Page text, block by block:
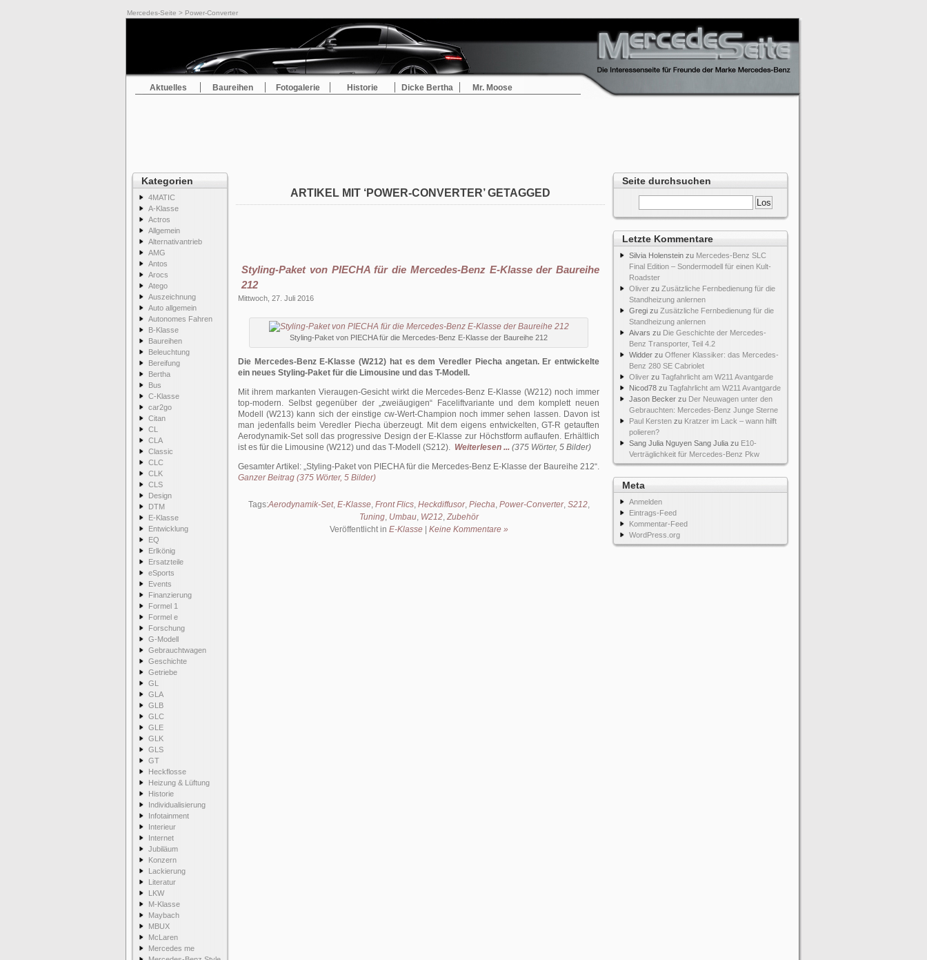
Mercedes-Seite > Power-Converter
Aktuelles Baureihen Fotogalerie Historie Dicke Bertha Mr. Moose
Kategorien
4MATIC
A-Klasse
Actros
Allgemein
Alternativantrieb
AMG
Antos
Arocs
Atego
Auszeichnung
Auto allgemein
Autonomes Fahren
B-Klasse
Baureihen
Beleuchtung
Bereifung
Bertha
Bus
C-Klasse
car2go
Citan
CL
CLA
Classic
CLC
CLK
CLS
Design
DTM
E-Klasse
Entwicklung
EQ
Erlkönig
Ersatzteile
eSports
Events
Finanzierung
Formel 1
Formel e
Forschung
G-Modell
Gebrauchtwagen
Geschichte
Getriebe
GL
GLA
GLB
GLC
GLE
GLK
GLS
GT
Heckflosse
Heizung & Lüftung
Historie
Individualisierung
Infotainment
Interieur
Internet
Jubiläum
Konzern
Lackierung
Literatur
LKW
M-Klasse
Maybach
MBUX
McLaren
Mercedes me
Seite durchsuchen
Letzte Kommentare
Silvia Holenstein zu Mercedes-Benz SLC
Final Edition – Sondermodell für einen Kult-
Roadster
Oliver zu Zusätzliche Fernbedienung für die
Standheizung anlernen
Gregi zu Zusätzliche Fernbedienung für die
Standheizung anlernen
Aivars zu Die Geschichte der Mercedes-
Benz Transporter, Teil 4.2
Widder zu Offener Klassiker: das Mercedes-
Benz 280 SE Cabriolet
Oliver zu Tagfahrlicht am W211 Avantgarde
Nicod78 zu Tagfahrlicht am W211 Avantgarde
Jason Becker zu Der Neuwagen unter den
Gebrauchten: Mercedes-Benz Junge Sterne
Paul Kersten zu Kratzer im Lack – wann hilft
polieren?
Sang Julia Nguyen Sang Julia zu E10-
Verträglichkeit für Mercedes-Benz Pkw
Meta
Anmelden
Eintrags-Feed
Kommentar-Feed
WordPress.org
ARTIKEL MIT ‘POWER-CONVERTER’ GETAGGED
Styling-Paket von PIECHA für die Mercedes-Benz E-Klasse der Baureihe
212
Mittwoch, 27. Juli 2016
Styling-Paket von PIECHA für die Mercedes-Benz E-Klasse der Baureihe 212
Die Mercedes-Benz E-Klasse (W212) hat es demVeredler Piecha angetan. Er entwickelte
ein neues Styling-Paket für die Limousine und das T-Modell.
Mit ihrem markanten Vieraugen-Gesicht wirkt die Mercedes-Benz E-Klasse (W212) noch immer
top-modern. Selbst gegenüber der „zweiäugigen“ Faceliftvariante und dem komplett neuen
Modell (W213) kann sich der einstige cw-Wert-Champion noch immer sehen lassen. Davon ist
man jedenfalls beim Veredler Piecha überzeugt. Mit dem eigens entwickelten, GT-R getauften
Aerodynamik-Set soll das progressive Design der E-Klasse zur Höchstform auflaufen. Erhältlich
ist es für die Limousine (W212) und das T-Modell (S212). Weiterlesen ... (375 Wörter, 5 Bilder)
Gesamter Artikel: Styling-Paket von PIECHA für die Mercedes-Benz E-Klasse der Baureihe 212 .
Ganzer Beitrag (375 Wörter, 5 Bilder)
Tags:Aerodynamik-Set, E-Klasse, Front Flics, Heckdiffusor, Piecha, Power-Converter, S212,
Tuning, Umbau, W212, Zubehör
Veröffentlicht in E-Klasse| Keine Kommentare »